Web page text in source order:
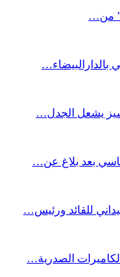
من…
بالدارالبيضاء…
يشعل الجدل…
بعد بلاغ عن…
للقائد ورئيس…
الصدرية…